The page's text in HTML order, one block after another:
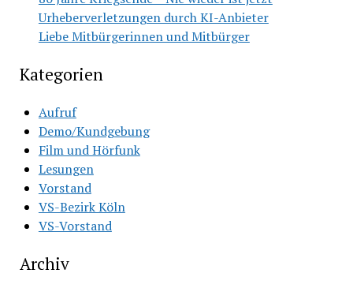
Urheberverletzungen durch KI-Anbieter
Liebe Mitbürgerinnen und Mitbürger
Kategorien
Aufruf
Demo/Kundgebung
Film und Hörfunk
Lesungen
Vorstand
VS-Bezirk Köln
VS-Vorstand
Archiv